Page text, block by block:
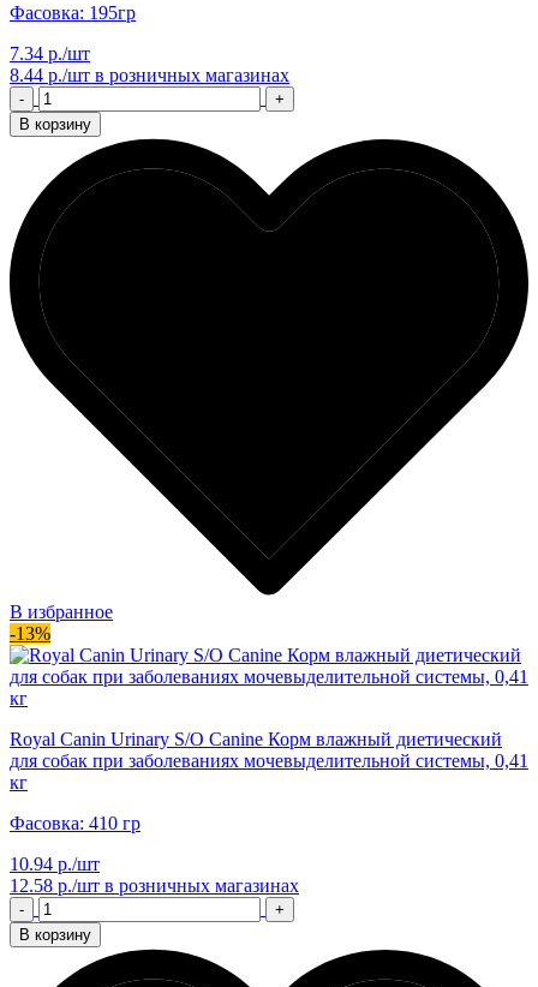
Фасовка: 195гр
7.34 р./шт
8.44 р./шт в розничных магазинах
-
+
В корзину
В избранное
-13%
Royal Canin Urinary S/O Canine Корм влажный диетический
для собак при заболеваниях мочевыделительной системы, 0,41
кг
Фасовка: 410 гр
10.94 р./шт
12.58 р./шт в розничных магазинах
-
+
В корзину